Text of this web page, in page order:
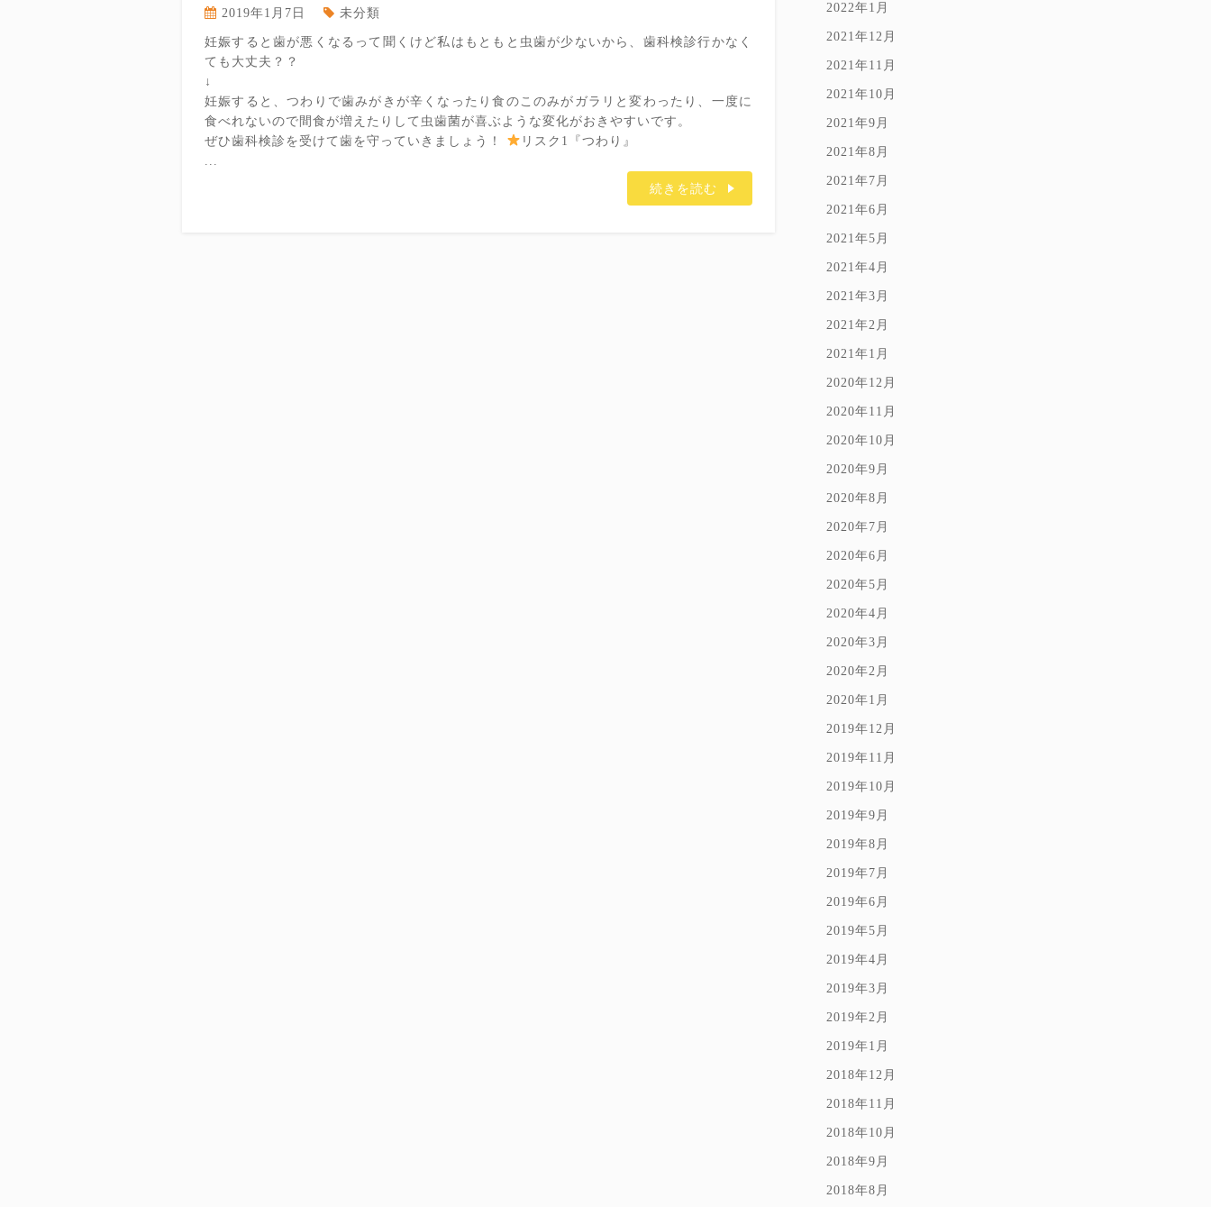
2019年1月7日 未分類
妊娠すると歯が悪くなるって聞くけど私はもともと虫歯が少ないから、歯科検診行かなく
ても大丈夫？？
↓
妊娠すると、つわりで歯みがきが辛くなったり食のこのみがガラリと変わったり、一度に
食べれないので間食が増えたりして虫歯菌が喜ぶような変化がおきやすいです。
ぜひ歯科検診を受けて歯を守っていきましょう！
リスク1『つわり』
...
続きを読む
2022年1月
2021年12月
2021年11月
2021年10月
2021年9月
2021年8月
2021年7月
2021年6月
2021年5月
2021年4月
2021年3月
2021年2月
2021年1月
2020年12月
2020年11月
2020年10月
2020年9月
2020年8月
2020年7月
2020年6月
2020年5月
2020年4月
2020年3月
2020年2月
2020年1月
2019年12月
2019年11月
2019年10月
2019年9月
2019年8月
2019年7月
2019年6月
2019年5月
2019年4月
2019年3月
2019年2月
2019年1月
2018年12月
2018年11月
2018年10月
2018年9月
2018年8月